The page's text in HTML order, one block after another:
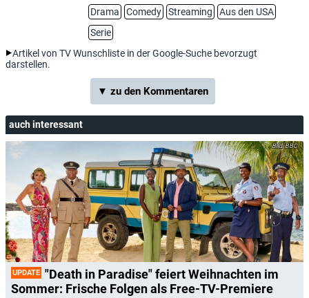
Drama
Comedy Streaming
Aus den USA
Serie
Artikel von TV Wunschliste in der Google-Suche bevorzugt
darstellen.
▼ zu den Kommentaren
auch interessant
BBC
UPDATE "Death in Paradise" feiert Weihnachten im
Sommer: Frische Folgen als Free-TV-Premiere